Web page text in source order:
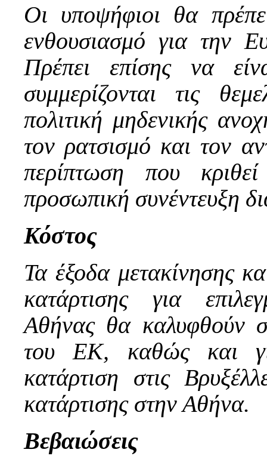
Οι υποψήφιοι θα
ενθουσιασμό για την
Πρέπει επίσης να
συμμερίζονται τις
πολιτική μηδενικής
τον ρατσισμό και τον
περίπτωση που
προσωπική συνέντευξη
Κόστος
Τα έξοδα μετακίνησης
κατάρτισης για
Αθήνας θα καλυφθούν
του ΕΚ, καθώς και
κατάρτιση στις
κατάρτισης στην Αθήνα.
Βεβαιώσεις